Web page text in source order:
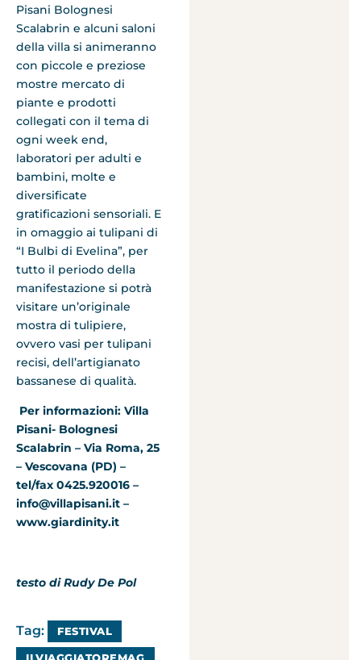
Pisani Bolognesi
Scalabrin e alcuni saloni
della villa si animeranno
con piccole e preziose
mostre mercato di
piante e prodotti
collegati con il tema di
ogni week end,
laboratori per adulti e
bambini, molte e
diversificate
gratificazioni sensoriali. E
in omaggio ai tulipani di
“I Bulbi di Evelina”, per
tutto il periodo della
manifestazione si potrà
visitare un’originale
mostra di tulipiere,
ovvero vasi per tulipani
recisi, dell’artigianato
bassanese di qualità.
Per informazioni: Villa
Pisani- Bolognesi
Scalabrin – Via Roma, 25
– Vescovana (PD) –
tel/fax 0425.920016 –
info@villapisani.it –
www.giardinity.it
testo di Rudy De Pol
Tag: FESTIVAL
ILVIAGGIATOREMAG